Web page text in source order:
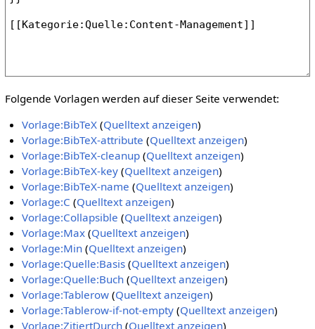
Folgende Vorlagen werden auf dieser Seite verwendet:
Vorlage:BibTeX (Quelltext anzeigen)
Vorlage:BibTeX-attribute (Quelltext anzeigen)
Vorlage:BibTeX-cleanup (Quelltext anzeigen)
Vorlage:BibTeX-key (Quelltext anzeigen)
Vorlage:BibTeX-name (Quelltext anzeigen)
Vorlage:C (Quelltext anzeigen)
Vorlage:Collapsible (Quelltext anzeigen)
Vorlage:Max (Quelltext anzeigen)
Vorlage:Min (Quelltext anzeigen)
Vorlage:Quelle:Basis (Quelltext anzeigen)
Vorlage:Quelle:Buch (Quelltext anzeigen)
Vorlage:Tablerow (Quelltext anzeigen)
Vorlage:Tablerow-if-not-empty (Quelltext anzeigen)
Vorlage:ZitiertDurch (Quelltext anzeigen)